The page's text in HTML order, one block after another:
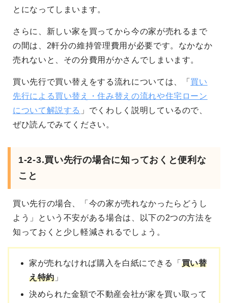
とになってしまいます。
さらに、新しい家を買ってから今の家が売れるまで
の間は、2軒分の維持管理費用が必要です。なかなか
売れないと、その分費用がかさんでしまいます。
買い先行で買い替えをする流れについては、「 買い
先行による買い替え・住み替えの流れや住宅ローン
について解説する 」でくわしく説明しているので、
ぜひ読んでみてください。
1-2-3.買い先行の場合に知っておくと便利な
こと
買い先行の場合、「今の家が売れなかったらどうし
よう」という不安がある場合は、以下の2つの方法を
知っておくと少し軽減されるでしょう。
家が売れなければ購入を白紙にできる「 買い替
え特約」
決められた金額で不動産会社が家を買い取って